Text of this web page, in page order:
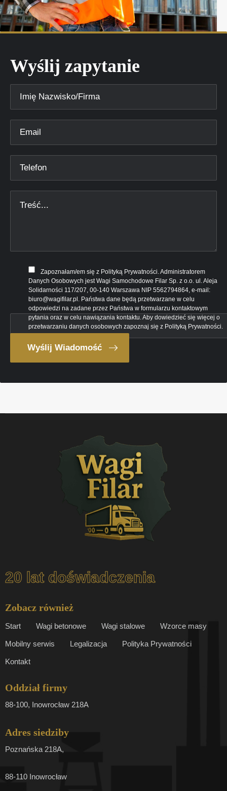
Wyślij zapytanie
Zapoznałam/em się z Polityką Prywatności. Administratorem
Danych Osobowych jest Wagi Samochodowe Filar Sp. z o.o. ul. Aleja
Solidarności 117/207, 00-140 Warszawa NIP 5562794864, e-mail:
biuro@wagifilar.pl. Państwa dane będą przetwarzane w celu
odpowiedzi na zadane przez Państwa w formularzu kontaktowym
pytania oraz w celu nawiązania kontaktu. Aby dowiedzieć się więcej o
przetwarzaniu danych osobowych zapoznaj się z Polityką Prywatności.
20 lat doświadczenia
Zobacz również
Start Wagi betonowe Wagi stalowe Wzorce masy
Mobilny serwis Legalizacja Polityka Prywatności
Kontakt
Oddział firmy
88-100, Inowrocław 218A
Adres siedziby
Poznańska 218A,
88-110 Inowrocław